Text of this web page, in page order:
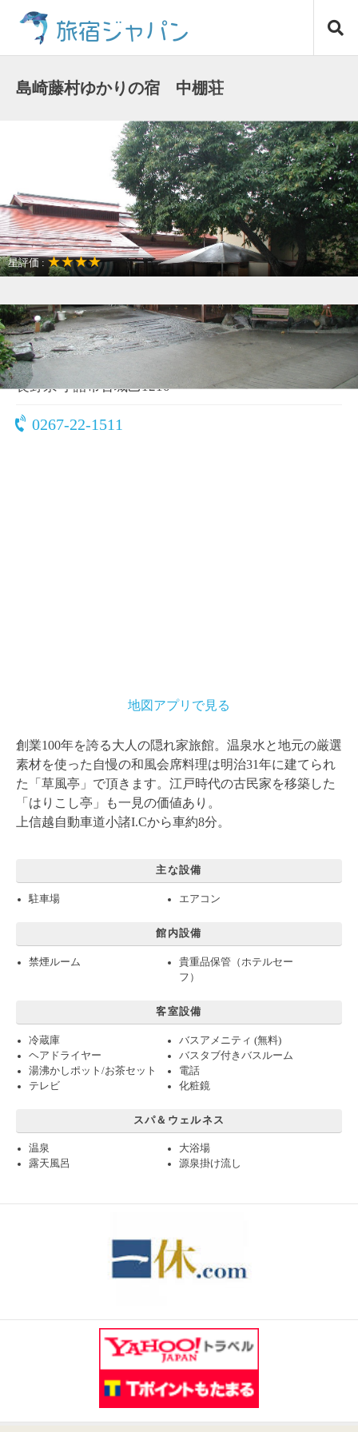
旅宿ジャパン
島崎藤村ゆかりの宿 中棚荘
星評価 : ★★★★
アクセスが良い
〒384-8558
長野県 小諸市古城乙1210
0267-22-1511
地図アプリで見る
創業100年を誇る大人の隠れ家旅館。温泉水と地元の厳選
素材を使った自慢の和風会席料理は明治31年に建てられ
た「草風亭」で頂きます。江戸時代の古民家を移築した
「はりこし亭」も一見の価値あり。
上信越自動車道小諸I.Cから車約8分。
主な設備
駐車場 エアコン
館内設備
禁煙ルーム
貴重品保管（ホテルセー
フ）
客室設備
冷蔵庫
バスアメニティ (無料)
ヘアドライヤー
バスタブ付きバスルーム
湯沸かしポット/お茶セット
電話
テレビ
化粧鏡
スパ＆ウェルネス
温泉
大浴場
露天風呂
源泉掛け流し